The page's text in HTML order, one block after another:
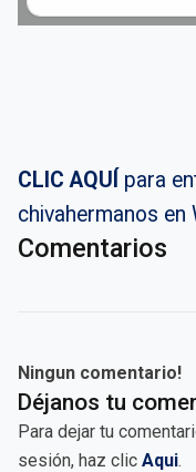
CLIC AQUÍ para
chivahermanos en
Comentarios
Ningun comentario!
Déjanos tu
Para dejar tu
sesión, haz clic Aqui.